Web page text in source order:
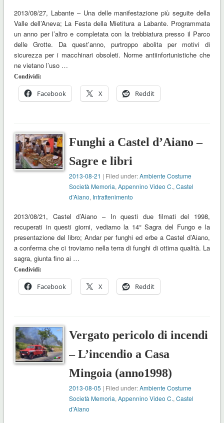
2013/08/27, Labante – Una delle manifestazione più seguite della
Valle dell’Aneva; La Festa della Mietitura a Labante. Programmata
un anno per l’altro e completata con la trebbiatura presso il Parco
delle Grotte. Da quest’anno, purtroppo abolita per motivi di
sicurezza per i macchinari obsoleti. Norme antiinfortunistiche che
ne vietano l’uso …
Condividi:
Facebook X Reddit
Funghi a Castel d’Aiano –
Sagre e libri
2013-08-21 | Filed under:Ambiente Costume
Società Memoria,Appennino Video C.,Castel
d'Aiano, Intrattenimento
2013/08/21, Castel d’Aiano – In questi due filmati del 1998,
recuperati in questi giorni, vediamo la 14° Sagra del Fungo e la
presentazione del libro; Andar per funghi ed erbe a Castel d’Aiano,
a conferma che ci troviamo nella terra di funghi di ottima qualità. La
sagra, giunta fino ai …
Condividi:
Facebook X Reddit
Vergato pericolo di incendi
– L’incendio a Casa
Mingoia (anno1998)
2013-08-05 | Filed under:Ambiente Costume
Società Memoria,Appennino Video C.,Castel
d'Aiano